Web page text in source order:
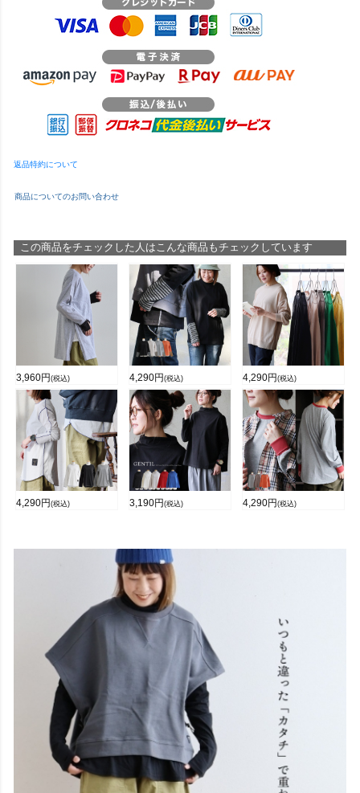
返品特約について
商品についてのお問い合わせ
この商品をチェックした人はこんな商品もチェックしています
3,960円 (税込) 4,290円 (税込) 4,290円 (税込)
4,290円 (税込) 3,190円 (税込) 4,290円 (税込)